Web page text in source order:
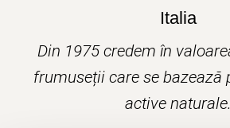
Italia
Din 1975 credem în
frumuseții care se bazează
active naturale.